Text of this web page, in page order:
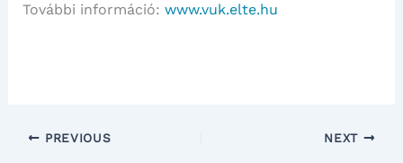
További információ: www.vuk.elte.hu
PREVIOUS NEXT